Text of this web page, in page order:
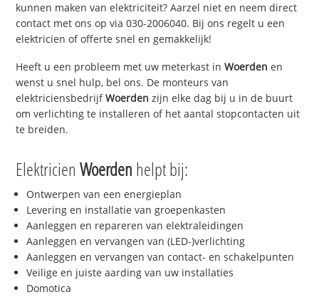
kunnen maken van elektriciteit? Aarzel niet en neem direct
contact met ons op via 030-2006040. Bij ons regelt u een
elektricien of offerte snel en gemakkelijk!
Heeft u een probleem met uw meterkast inWoerden en
wenst u snel hulp, bel ons. De monteurs van
elektriciensbedrijfWoerden zijn elke dag bij u in de buurt
om verlichting te installeren of het aantal stopcontacten uit
te breiden.
ElektricienWoerden helpt bij:
Ontwerpen van een energieplan
Levering en installatie van groepenkasten
Aanleggen en repareren van elektraleidingen
Aanleggen en vervangen van (LED-)verlichting
Aanleggen en vervangen van contact- en schakelpunten
Veilige en juiste aarding van uw installaties
Domotica